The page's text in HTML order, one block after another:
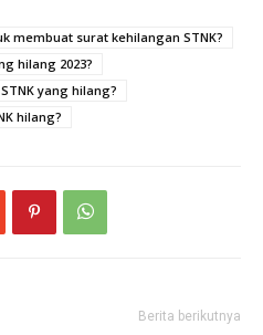
membuat surat kehilangan STNK?
hilang 2023?
yang hilang?
hilang?
Berita berikutnya